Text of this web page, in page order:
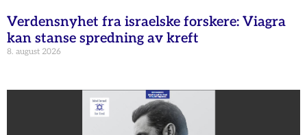
Verdensnyhet fra israelske forskere: Viagra
kan stanse spredning av kreft
8. august 2026